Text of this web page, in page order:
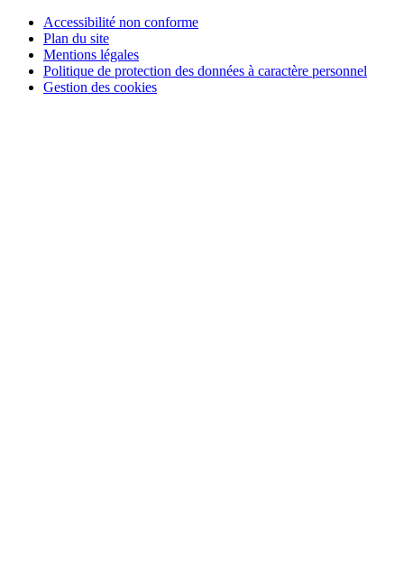
Accessibilité non conforme
Plan du site
Mentions légales
Politique de protection des données à caractère personnel
Gestion des cookies